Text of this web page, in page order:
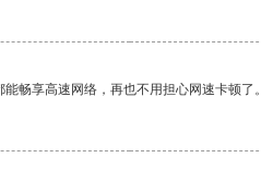
畅享高速网络，再也不用担心网速卡顿了。